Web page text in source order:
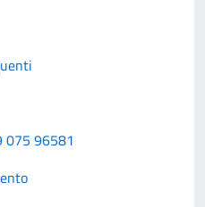
075 96581